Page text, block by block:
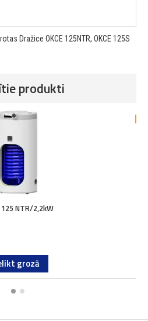
Dražice OKCE 125NTR, OKCE 125S
produkti
NTR/2,2kW
grozā